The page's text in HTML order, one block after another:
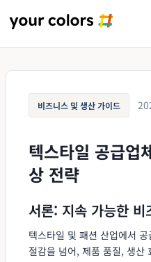
비즈니스 및 생산 가이드
텍스타일 공급업
상 전략
서론: 지속 가능한
텍스타일 및 패션 산업에서
절감을 넘어, 제품 품질, 생산